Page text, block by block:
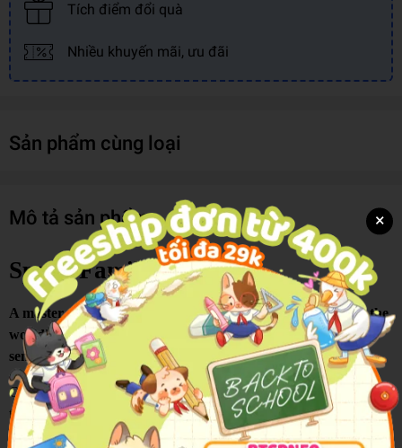
Tích điểm đổi quà
Nhiều khuyến mãi, ưu đãi
Sản phẩm cùng loại
Mô tả sản phẩm
Spy X Family #2
A master spy, a deadly assassin, and a telepathic child form the
world's most unexpected family in this action-packed comedy
sensation.
Created byTatsuya Endo,Spy x Family, Vol. 1introduces readers
to
Twilight, Westalis' greatest spy, who is assigned an impossible
mission: build a fake family to infiltrate an elite academy and
×